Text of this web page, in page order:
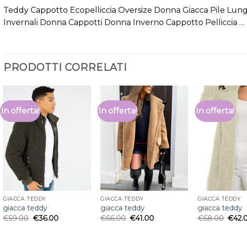
Teddy Cappotto Ecopelliccia Oversize Donna Giacca Pile
Invernali Donna Cappotti Donna Inverno Cappotto Pelliccia …
PRODOTTI CORRELATI
In offerta!
GIACCA TEDDY
giacca teddy
€59.00 €36.00
In offerta!
GIACCA TEDDY
giacca teddy
€66.00 €41.00
In offerta!
GIACCA TEDDY
giacca teddy
€68.00 €